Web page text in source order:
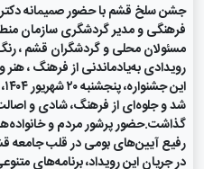
جشن سلخ قشم با حضور صمیمانه
فرهنگی و مدیر گردشگری سازمان
مسئولان محلی و گردشگران قشم ،
رویدادی به‌یادماندنی از فرهنگ ،
شد و جلوه‌ای از فرهنگ، شادی و
گذاشت.حضور پرشور مردم و
رفیع آیین‌های بومی در قلب جامعه
در جریان این رویداد، برنامه‌های